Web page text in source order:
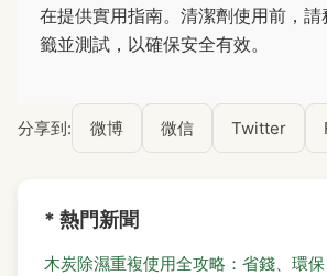
在提供實用指南。清潔劑使用前，
籤並測試，以確保安全有效。
分享到: 微博 微信 Twitter
* 熱門新聞
木炭除濕重複使用全攻略：省錢、環